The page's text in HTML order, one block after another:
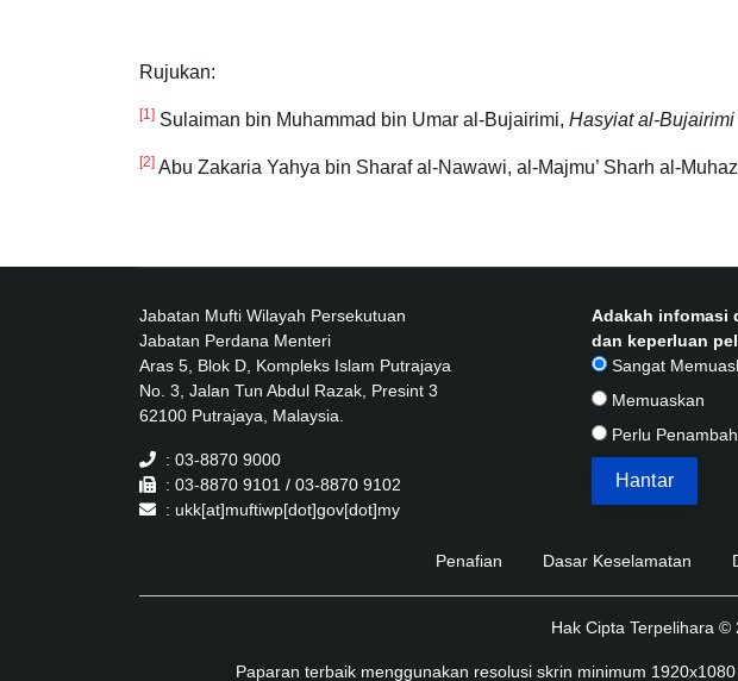
Rujukan:
[1] Sulaiman bin Muhammad bin Umar al-Bujairimi, Hasyiat al-Bujairimi
[2] Abu Zakaria Yahya bin Sharaf al-Nawawi, al-Majmu’ Sharh al-
Jabatan Mufti Wilayah Persekutuan
Jabatan Perdana Menteri
Aras 5, Blok D, Kompleks Islam Putrajaya
No. 3, Jalan Tun Abdul Razak, Presint 3
62100 Putrajaya, Malaysia.
: 03-8870 9000
: 03-8870 9101 / 03-8870 9102
: ukk[at]muftiwp[dot]gov[dot]my
Adakah infomasi
dan keperluan
Sangat
Memuaskan
Perlu
Penafian Dasar Keselamatan
Hak Cipta Terpelihara ©
Paparan terbaik menggunakan resolusi skrin minimum